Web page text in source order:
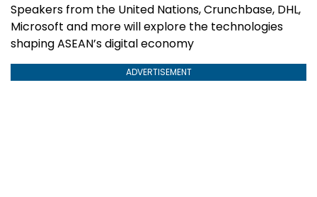
Speakers from the United Nations, Crunchbase, DHL,
Microsoft and more will explore the technologies
shaping ASEAN’s digital economy
ADVERTISEMENT